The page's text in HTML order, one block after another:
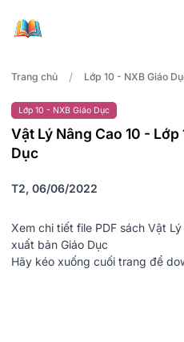
Trang chủ / Lớp 10 - NXB Giáo
Lớp 10 - NXB Giáo Dục
Vật Lý Nâng Cao 10 -
Dục
T2, 06/06/2022
Xem chi tiết file PDF sách Vật
xuất bản Giáo Dục
Hãy kéo xuống cuối trang để